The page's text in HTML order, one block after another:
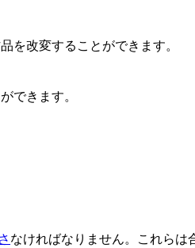
を改変することができます。
できます。
なければなりません。これらは